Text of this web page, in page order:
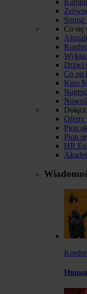
Co się
Drzwi
Co po
Kurs
Oferty
Pion
Pion
HR